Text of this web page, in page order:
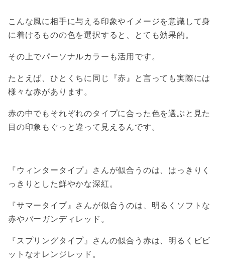
こんな風に相手に与える印象やイメージを意識して身
に着けるものの色を選択すると、とても効果的。
その上でパーソナルカラーも活用です。
たとえば、ひとくちに同じ『赤』と言っても実際には
様々な赤があります。
赤の中でもそれぞれのタイプに合った色を選ぶと見た
目の印象もぐっと違って見えるんです。
『ウィンタータイプ』さんが似合うのは、はっきりく
っきりとした鮮やかな深紅。
『サマータイプ』さんが似合うのは、明るくソフトな
赤やバーガンディレッド。
『スプリングタイプ』さんの似合う赤は、明るくビビ
ットなオレンジレッド。